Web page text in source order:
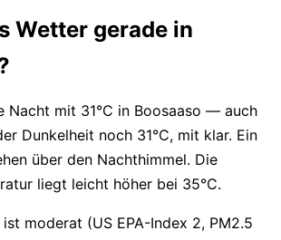
Wetter gerade in
Nacht mit 31°C in Boosaaso — auch
Dunkelheit noch 31°C, mit klar. Ein
über den Nachthimmel. Die
liegt leicht höher bei 35°C.
moderat (US EPA-Index 2, PM2.5